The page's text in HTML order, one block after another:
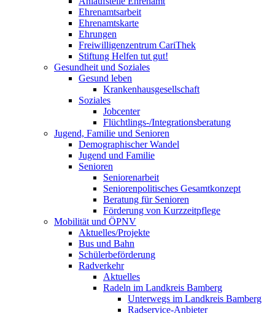
Ehrenamtsarbeit
Ehrenamtskarte
Ehrungen
Freiwilligenzentrum CariThek
Stiftung Helfen tut gut!
Gesundheit und Soziales
Gesund leben
Krankenhausgesellschaft
Soziales
Jobcenter
Flüchtlings-/Integrationsberatung
Jugend, Familie und Senioren
Demographischer Wandel
Jugend und Familie
Senioren
Seniorenarbeit
Seniorenpolitisches Gesamtkonzept
Beratung für Senioren
Förderung von Kurzzeitpflege
Mobilität und ÖPNV
Aktuelles/Projekte
Bus und Bahn
Schülerbeförderung
Radverkehr
Aktuelles
Radeln im Landkreis Bamberg
Unterwegs im Landkreis Bamberg
Radservice-Anbieter